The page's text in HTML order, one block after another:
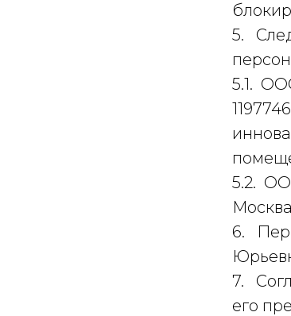
5.
5.1.
5.2.
6.
7.
его